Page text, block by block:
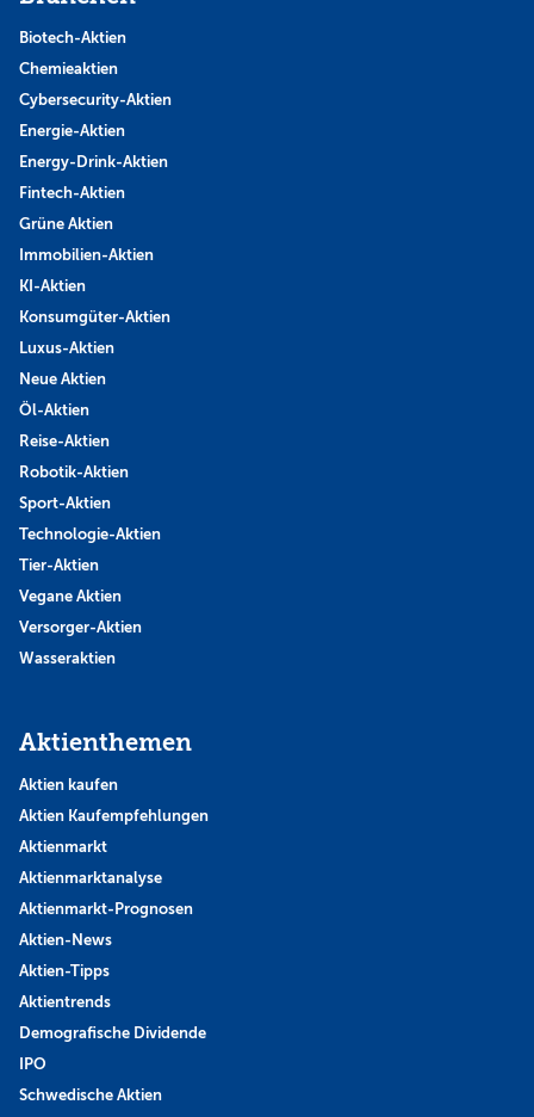
Biotech-Aktien
Chemieaktien
Cybersecurity-Aktien
Energie-Aktien
Energy-Drink-Aktien
Fintech-Aktien
Grüne Aktien
Immobilien-Aktien
KI-Aktien
Konsumgüter-Aktien
Luxus-Aktien
Neue Aktien
Öl-Aktien
Reise-Aktien
Robotik-Aktien
Sport-Aktien
Technologie-Aktien
Tier-Aktien
Vegane Aktien
Versorger-Aktien
Wasseraktien
Aktienthemen
Aktien kaufen
Aktien Kaufempfehlungen
Aktienmarkt
Aktienmarktanalyse
Aktienmarkt-Prognosen
Aktien-News
Aktien-Tipps
Aktientrends
Demografische Dividende
IPO
Schwedische Aktien